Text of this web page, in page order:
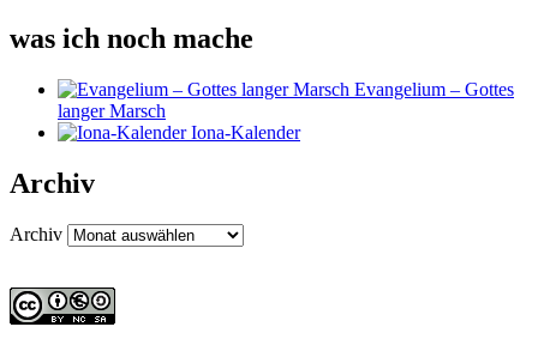
was ich noch mache
Evangelium – Gottes
langer Marsch
Iona-Kalender
Archiv
Archiv